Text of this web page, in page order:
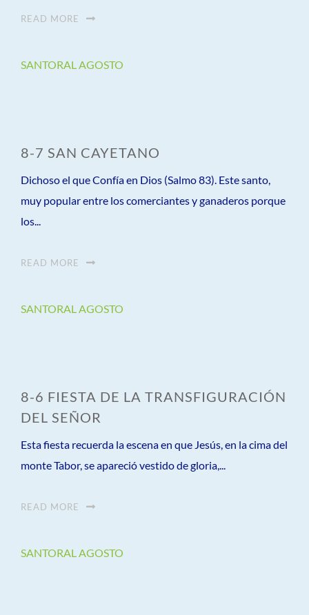
READ MORE
SANTORAL AGOSTO
8-7 SAN CAYETANO
Dichoso el que Confía en Dios (Salmo 83). Este santo,
muy popular entre los comerciantes y ganaderos porque
los...
READ MORE
SANTORAL AGOSTO
8-6 FIESTA DE LA TRANSFIGURACIÓN
DEL SEÑOR
Esta fiesta recuerda la escena en que Jesús, en la cima del
monte Tabor, se apareció vestido de gloria,...
READ MORE
SANTORAL AGOSTO